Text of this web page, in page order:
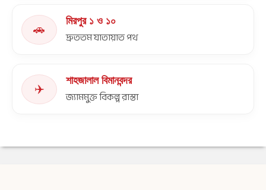
🚗 মিরপুর ১ ও ১০
দ্রুততম যাতায়াত পথ
✈️ শাহজালাল বিমানবন্দর
জ্যামমুক্ত বিকল্প রাস্তা